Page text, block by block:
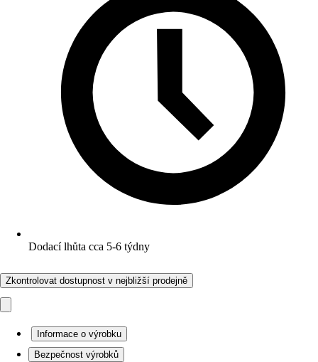
Dodací lhůta cca 5-6 týdny
Zkontrolovat dostupnost v nejbližší prodejně
Informace o výrobku
Bezpečnost výrobků